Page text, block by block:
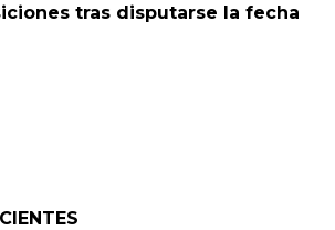
tras disputarse la fecha